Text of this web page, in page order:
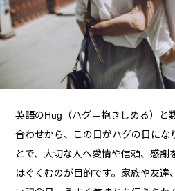
英語のHug（ハグ＝抱きしめる）と
合わせから、この日がハグの日にな
とで、大切な人へ愛情や信頼、感謝
はぐくむのが目的です。家族や友達